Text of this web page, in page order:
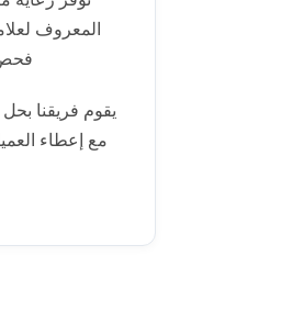
المعروف
فحص
يقوم فريقنا
مع إعطاء